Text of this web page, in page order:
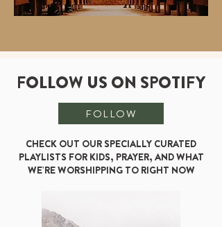
FOLLOW US ON SPOTIFY
FOLLOW
CHECK OUT OUR SPECIALLY CURATED
PLAYLISTS FOR KIDS, PRAYER, AND WHAT
WE'RE WORSHIPPING TO RIGHT NOW